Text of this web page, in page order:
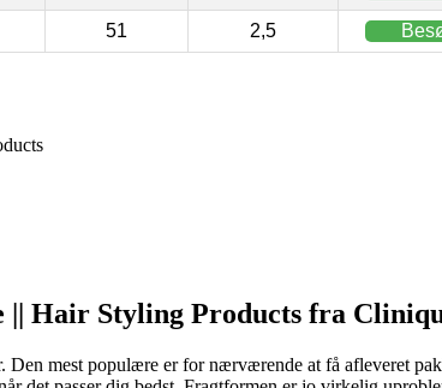
51 2,5
|| Hair Styling Products fra
mest populære er for nærværende at få afleveret